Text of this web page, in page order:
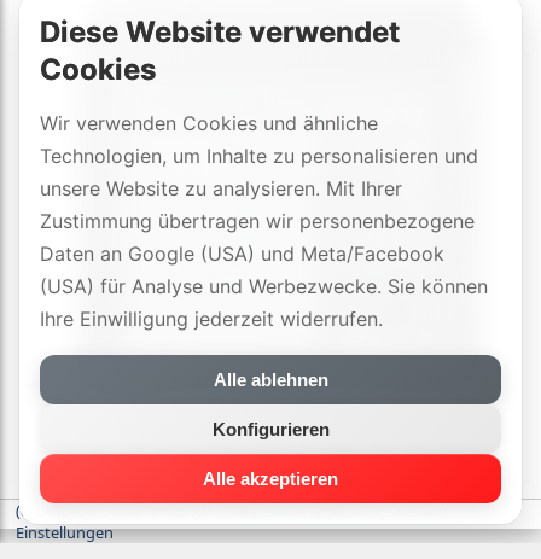
(c) DYNAVOX electronics AG-Datenschutzerklärung-Cookie-
Einstellungen
Diese Website verwendet
Cookies
Wir verwenden Cookies und ähnliche
Technologien, um Inhalte zu personalisieren und
unsere Website zu analysieren. Mit Ihrer
Zustimmung übertragen wir personenbezogene
Daten an Google (USA) und Meta/Facebook
(USA) für Analyse und Werbezwecke. Sie können
Ihre Einwilligung jederzeit widerrufen.
Alle ablehnen
Konfigurieren
Alle akzeptieren